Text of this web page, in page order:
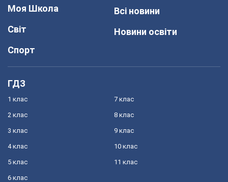
Моя Школа
Світ
Спорт
Всі новини
Новини освіти
ГДЗ
1 клас
2 клас
3 клас
4 клас
5 клас
6 клас
7 клас
8 клас
9 клас
10 клас
11 клас